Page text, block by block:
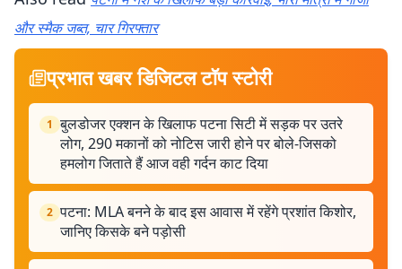
और स्मैक जब्त, चार गिरफ्तार
प्रभात खबर डिजिटल टॉप स्टोरी
1 बुलडोजर एक्शन के खिलाफ पटना सिटी में सड़क पर उतरे
लोग, 290 मकानों को नोटिस जारी होने पर बोले-जिसको
हमलोग जिताते हैं आज वही गर्दन काट दिया
2 पटना: MLA बनने के बाद इस आवास में रहेंगे प्रशांत किशोर,
जानिए किसके बने पड़ोसी